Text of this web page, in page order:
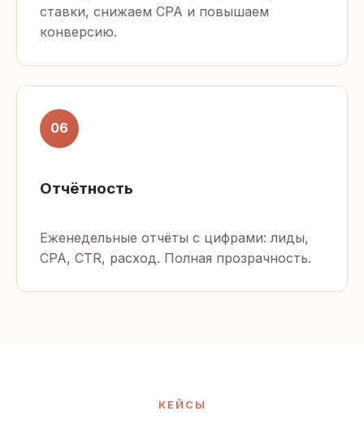
ставки, снижаем CPA и повышаем
конверсию.
06
Отчётность
Еженедельные отчёты с цифрами: лиды,
CPA, CTR, расход. Полная прозрачность.
КЕЙСЫ